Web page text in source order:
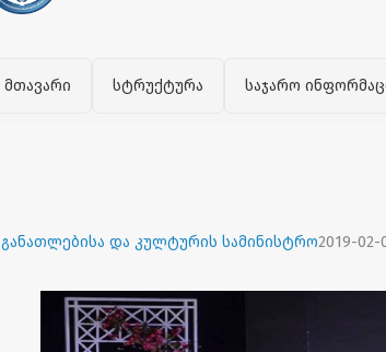
მთავარი სტრუქტურა საჯარო
განათლებისა და კულტურის სამინისტრო2019-02-